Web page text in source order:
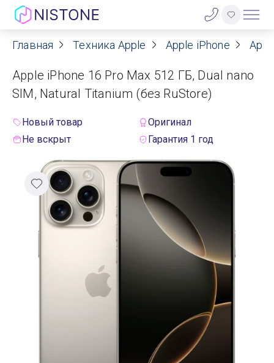
Акции
О нас
Договор оферты
Реквизиты
Контакты
Главная Техника Apple Apple iPhone
Apple iPhone 16 Pro Max 512 ГБ, Dual nano
SIM, Natural Titanium (без RuStore)
Новый товар
Оригинал
Не вскрыт
Гарантия 1 год